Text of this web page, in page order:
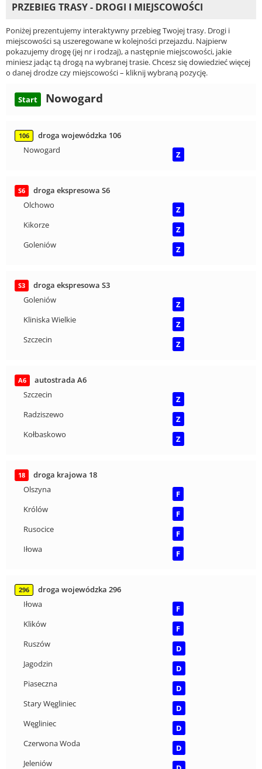
PRZEBIEG TRASY - DROGI I MIEJSCOWOŚCI
Poniżej prezentujemy interaktywny przebieg Twojej trasy. Drogi i
miejscowości są uszeregowane w kolejności przejazdu. Najpierw
pokazujemy drogę (jej nr i rodzaj), a następnie miejscowości, jakie
miniesz jadąc tą drogą na wybranej trasie. Chcesz się dowiedzieć więcej
o danej drodze czy miejscowości – kliknij wybraną pozycję.
Start Nowogard
106
droga wojewódzka 106
Nowogard
Z
S6
droga ekspresowa S6
Olchowo
Z
Kikorze
Z
Goleniów
Z
S3
droga ekspresowa S3
Goleniów
Z
Kliniska Wielkie
Z
Szczecin
Z
A6
autostrada A6
Szczecin
Z
Radziszewo
Z
Kołbaskowo
Z
18
droga krajowa 18
Olszyna
F
Królów
F
Rusocice
F
Iłowa
F
296
droga wojewódzka 296
Iłowa
F
Klików
F
Ruszów
D
Jagodzin
D
Piaseczna
D
Stary Węgliniec
D
Węgliniec
D
Czerwona Woda
D
Jeleniów